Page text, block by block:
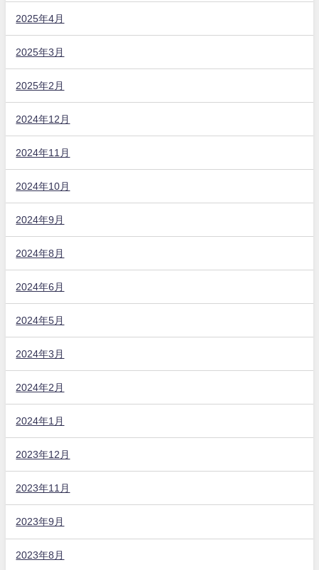
2025年4月
2025年3月
2025年2月
2024年12月
2024年11月
2024年10月
2024年9月
2024年8月
2024年6月
2024年5月
2024年3月
2024年2月
2024年1月
2023年12月
2023年11月
2023年9月
2023年8月